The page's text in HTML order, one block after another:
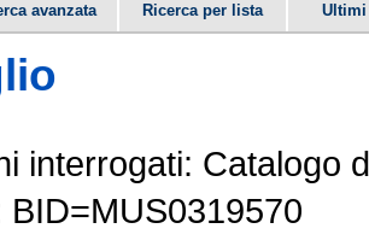
avanzata Ricerca per lista
interrogati: Catalogo
BID=MUS0319570